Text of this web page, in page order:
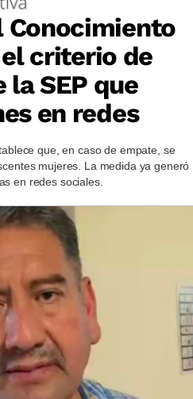
Conocimiento
criterio de
la SEP que
en redes
que, en caso de empate, se
mujeres. La medida ya generó
en redes sociales.